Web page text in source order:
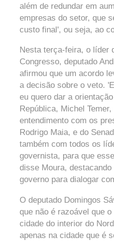
além de redundar em
empresas do setor, que
custo final', ou seja, ao
Nesta terça-feira, o líder
Congresso, deputado
afirmou que um acordo
a decisão sobre o veto.
eu quero dar a
República, Michel
entendimento com os
Rodrigo Maia, e do
também com todos os
governista, para que
disse Moura,
governo para dialogar
O deputado Domingos
que não é razoável que
cidade do interior do
apenas na cidade que é